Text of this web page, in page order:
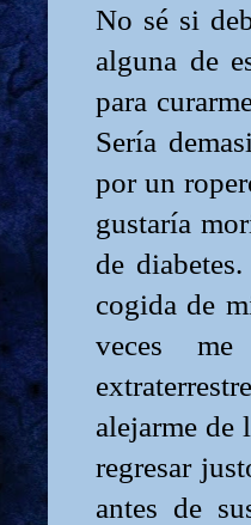
No sé si
alguna de
para
Sería
por un
gustaría
de
cogida de
veces
alejarme de
regresar
antes de